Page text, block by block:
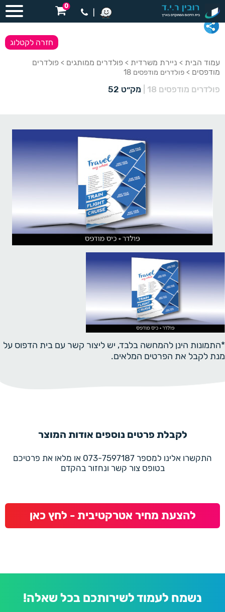
0
עמוד הבית > ניירת משרדית > פולדרים ממותגים > פולדרים
מודפסים > פולדרים מודפסים 18
פולדרים מודפסים 18 מק״ט 52
חזרה לקטלוג
*התמונות הינן להמחשה בלבד, יש ליצור קשר עם בית הדפוס על
מנת לקבל את הפרטים המלאים.
לקבלת פרטים נוספים אודות המוצר
התקשרו אלינו למספר 073-7597187 או מלאו את פרטיכם
בטופס צור קשר ונחזור בהקדם
להצעת מחיר אטרקטיבית - לחץ כאן
נשמח לעמוד לשירותכם בכל שאלה!